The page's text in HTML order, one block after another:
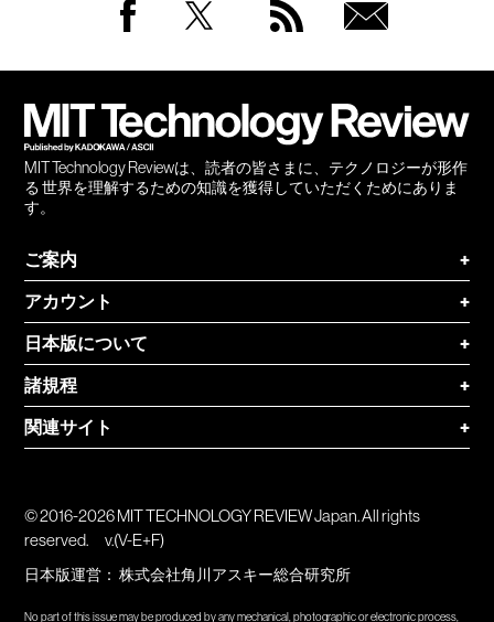
MIT Technology Reviewは、読者の皆さまに、テクノロジーが形作
る 世界を理解するための知識を獲得していただくためにありま
す。
ご案内
+
アカウント
+
日本版について
+
諸規程
+
関連サイト
+
© 2016-2026 MIT TECHNOLOGY REVIEW Japan. All rights
reserved.
v.(V-E+F)
日本版運営：株式会社角川アスキー総合研究所
No part of this issue may be produced by any mechanical, photographic or electronic process,